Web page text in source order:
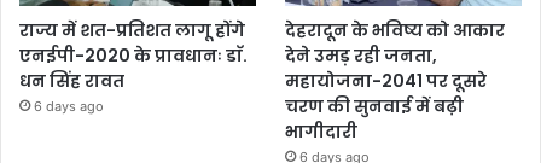
राज्य में शत-प्रतिशत लागू होंगे
एनईपी-2020 के प्रावधानः डाॅ.
धन सिंह रावत
6 days ago
देहरादून के भविष्य को आकार
देने उमड़ रही जनता,
महायोजना-2041 पर दूसरे
चरण की सुनवाई में बढ़ी
भागीदारी
6 days ago